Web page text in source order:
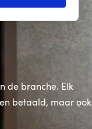
de branche. Elk
betaald, maar ook